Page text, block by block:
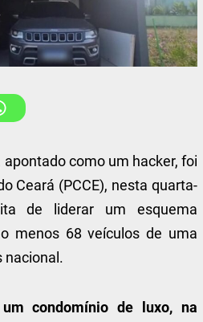
como um hacker, foi
Ceará (PCCE), nesta quarta-
de liderar um esquema
menos 68 veículos de uma
nacional.
um condomínio de luxo, na